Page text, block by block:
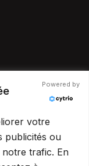
Powered by
votre
publicités ou
trafic. En